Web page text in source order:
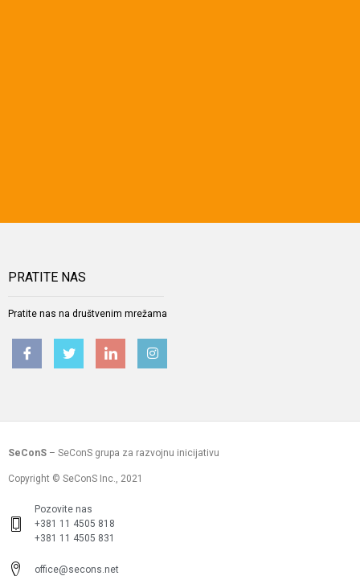
PRATITE NAS
Pratite nas na društvenim mrežama
SeConS – SeConS grupa za razvojnu inicijativu
Copyright © SeConS Inc., 2021
Pozovite nas
+381 11 4505 818
+381 11 4505 831
office@secons.net